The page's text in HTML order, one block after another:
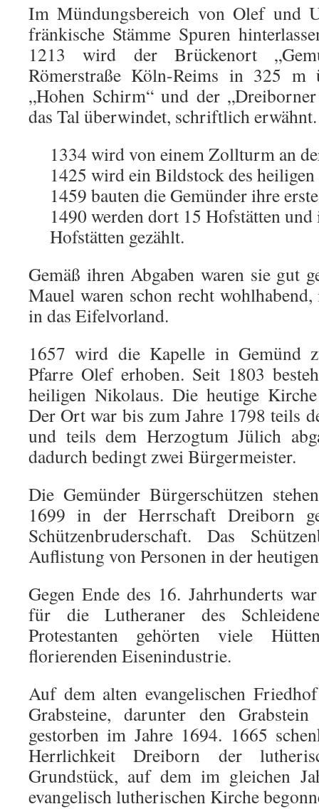
Im Mündungsbereich von Olef und
fränkische Stämme Spuren
1213 wird der Brückenort
Römerstraße Köln-Reims in 325 m
„Hohen Schirm“ und der
das Tal überwindet, schriftlich erwähnt.
1334 wird von einem Zollturm an
1425 wird ein Bildstock des
1459 bauten die Gemünder ihre
1490 werden dort 15 Hofstätten
Hofstätten gezählt.
Gemäß ihren Abgaben waren sie gut
Mauel waren schon recht
in das Eifelvorland.
1657 wird die Kapelle in Gemünd
Pfarre Olef erhoben. Seit 1803
heiligen Nikolaus. Die heutige
Der Ort war bis zum Jahre 1798 teils
und teils dem Herzogtum Jülich
dadurch bedingt zwei Bürgermeister.
Die Gemünder Bürgerschützen
1699 in der Herrschaft Dreiborn
Schützenbruderschaft. Das
Auflistung von Personen in der
Gegen Ende des 16. Jahrhunderts
für die Lutheraner des
Protestanten gehörten viele
florierenden Eisenindustrie.
Auf dem alten evangelischen
Grabsteine, darunter den
gestorben im Jahre 1694. 1665
Herrlichkeit Dreiborn der
Grundstück, auf dem im gleichen
evangelisch lutherischen Kirche